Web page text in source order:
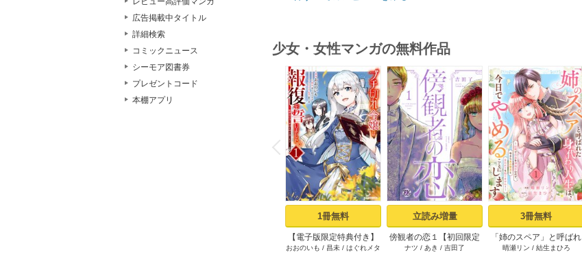
広告掲載中タイトル
詳細検索
コミックニュース
シーモア図書券
プレゼントコード
本棚アプリ
少女・女性マンガの無料作品
P
r
e
v
i
o
u
s
1冊無料
【電子版限定特典付き】
ブチ切れ令嬢は報復を誓
おおのいも / 昌未 / はぐれメタ
立読み増量
傍観者の恋１【初回限定
ペーパー付】【電子限定
ナツ / あき / 吉田了
3冊無料
「姉のスペア」と呼ばれ
た身代わり人生は、今日
晴瀬リン / 結生まひろ